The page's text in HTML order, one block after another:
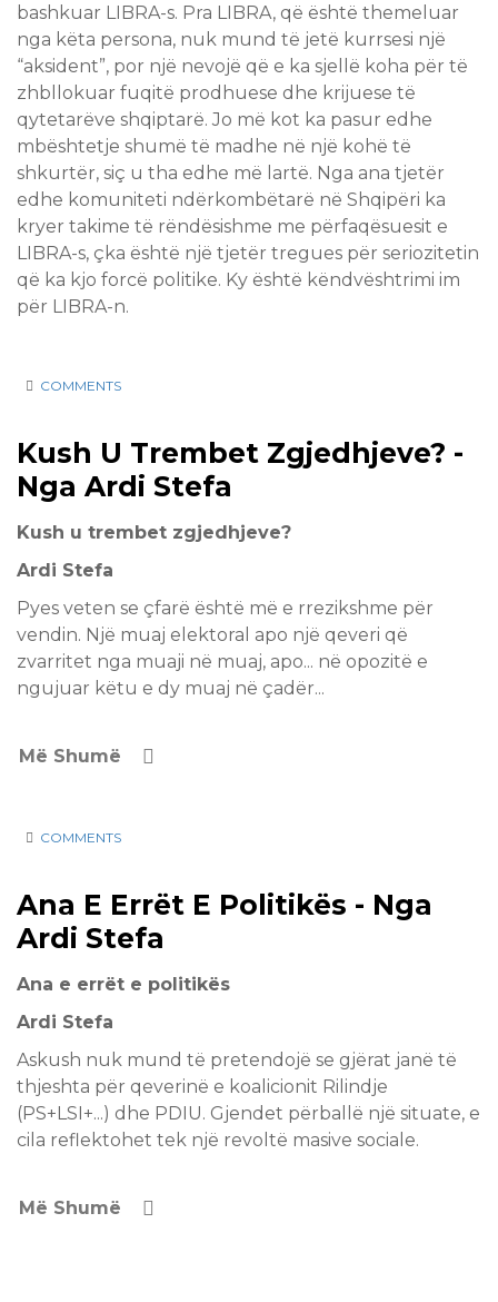
bashkuar LIBRA-s. Pra LIBRA, që është themeluar
nga këta persona, nuk mund të jetë kurrsesi një
“aksident”, por një nevojë që e ka sjellë koha për të
zhbllokuar fuqitë prodhuese dhe krijuese të
qytetarëve shqiptarë. Jo më kot ka pasur edhe
mbështetje shumë të madhe në një kohë të
shkurtër, siç u tha edhe më lartë. Nga ana tjetër
edhe komuniteti ndërkombëtarë në Shqipëri ka
kryer takime të rëndësishme me përfaqësuesit e
LIBRA-s, çka është një tjetër tregues për seriozitetin
që ka kjo forcë politike. Ky është këndvështrimi im
për LIBRA-n.
2017
COMMENTS
Kush U Trembet Zgjedhjeve? -
Nga Ardi Stefa
Kush u trembet zgjedhjeve?
Ardi Stefa
Pyes veten se çfarë është më e rrezikshme për
vendin. Një muaj elektoral apo një qeveri që
zvarritet nga muaji në muaj, apo... në opozitë e
ngujuar këtu e dy muaj në çadër...
Më Shumë
2017
COMMENTS
Ana E Errët E Politikës - Nga
Ardi Stefa
Ana e errët e politikës
Ardi Stefa
Askush nuk mund të pretendojë se gjërat janë të
thjeshta për qeverinë e koalicionit Rilindje
(PS+LSI+...) dhe PDIU. Gjendet përballë një situate, e
cila reflektohet tek një revoltë masive sociale.
Më Shumë